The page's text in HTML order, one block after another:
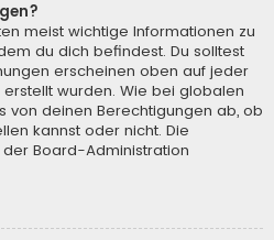
meist wichtige Informationen zu
du dich befindest. Du solltest
erscheinen oben auf jeder
wurden. Wie bei globalen
von deinen Berechtigungen ab, ob
kannst oder nicht. Die
Board-Administration